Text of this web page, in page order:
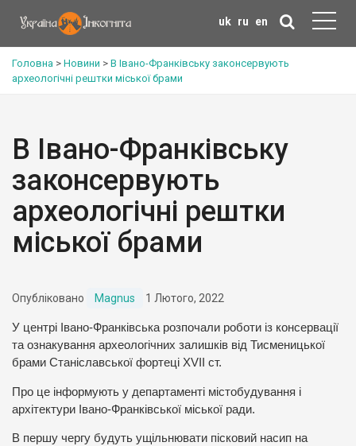
uk ru en
Головна > Новини > В Івано-Франківську законсервують
археологічні рештки міської брами
В Івано-Франківську
законсервують
археологічні рештки
міської брами
Опубліковано Magnus 1 Лютого, 2022
У центрі Івано-Франківська розпочали роботи із консервації
та ознакування археологічних залишків від Тисменицької
брами Станіславської фортеці XVII ст.
Про це інформують у департаменті містобудування і
архітектури Івано-Франківської міської ради.
В першу чергу будуть ущільнювати пісковий насип на